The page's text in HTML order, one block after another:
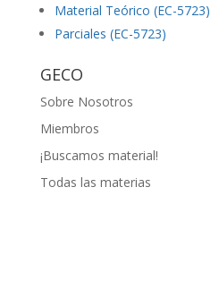
Material Teórico (EC-5723)
Parciales (EC-5723)
GECO
Sobre Nosotros
Miembros
¡Buscamos material!
Todas las materias